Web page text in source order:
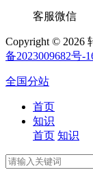
客服微信
Copyright © 2026
备2023009682号-
全国分站
首页
知识
首页 知识